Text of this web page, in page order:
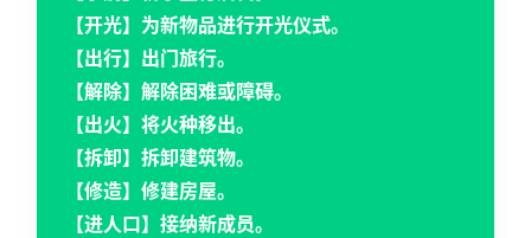
【开光】为新物品进行开光仪式。
【出行】出门旅行。
【解除】解除困难或障碍。
【出火】将火种移出。
【拆卸】拆卸建筑物。
【修造】修建房屋。
【进人口】接纳新成员。